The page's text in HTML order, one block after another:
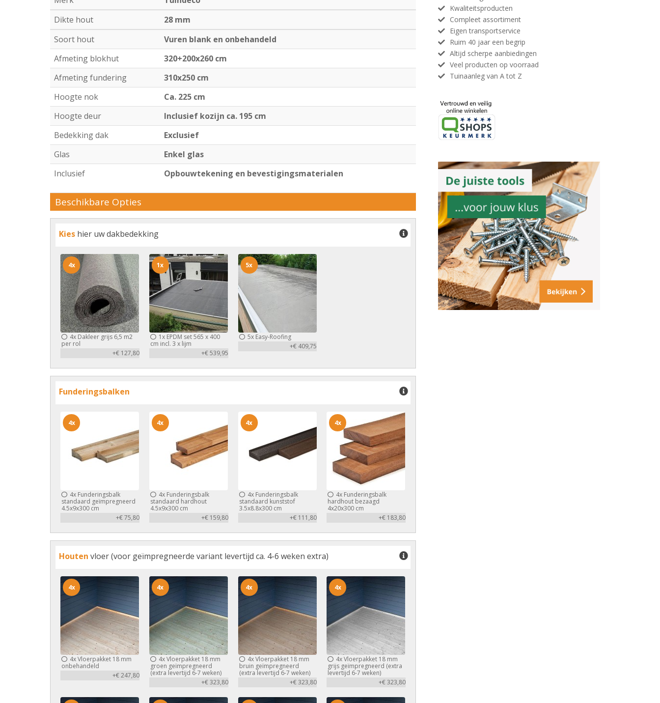
Dikte hout
28 mm
Soort hout
Vuren blank en onbehandeld
Afmeting blokhut
320+200x260 cm
Afmeting fundering
310x250 cm
Hoogte nok
Ca. 225 cm
Hoogte deur
Inclusief kozijn ca. 195 cm
Bedekking dak
Exclusief
Glas
Enkel glas
Inclusief
Opbouwtekening en bevestigingsmaterialen
Beschikbare Opties
Kies hier uw dakbedekking
4x Dakleer grijs 6,5 m2
per rol
+€ 127,80
4x
1xEPDM set 565 x 400
cm incl. 3 x lijm
+€ 539,95
1x
5xEasy-Roofing
+€ 409,75
5x
Funderingsbalken
4x Funderingsbalk
standaard geïmpregneerd
4.5x9x300 cm
+€ 75,80
4x
4xFunderingsbalk
standaard hardhout
4.5x9x300 cm
+€ 159,80
4x
4xFunderingsbalk
standaard kunststof
3.5x8.8x300 cm
+€ 111,80
4x
4x Funderingsbalk
hardhout bezaagd
4x20x300 cm
+€ 183,80
4x
Houten vloer (voor geïmpregneerde variant levertijd ca. 4-6 weken extra)
4xVloerpakket 18 mm
onbehandeld
+€ 247,80
4x
4xVloerpakket 18 mm
groen geïmpregneerd
(extra levertijd 6-7 weken)
+€ 323,80
4x
4xVloerpakket 18 mm
bruin geïmpregneerd
(extra levertijd 6-7 weken)
+€ 323,80
4x
4xVloerpakket 18 mm
grijs geïmpregneerd (extra
levertijd 6-7 weken)
+€ 323,80
4x
Kwaliteitsproducten
Compleet assortiment
Eigen transportservice
Ruim 40 jaar een begrip
Altijd scherpe aanbiedingen
Veel producten op voorraad
Tuinaanleg van A tot Z